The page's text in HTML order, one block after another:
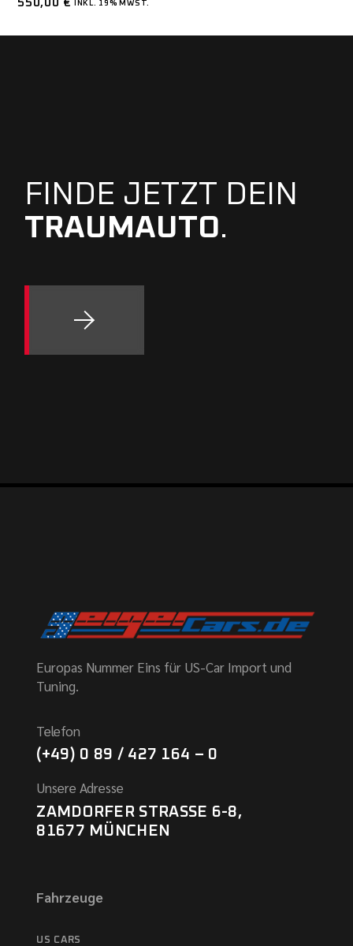
550,00 € INKL. 19% MWST.
FINDE JETZT DEIN
TRAUMAUTO.
Europas Nummer Eins für US-Car Import und
Tuning.
Telefon
(+49) 0 89 / 427 164 – 0
Unsere Adresse
ZAMDORFER STRASSE 6-8,
81677 MÜNCHEN
Fahrzeuge
US CARS